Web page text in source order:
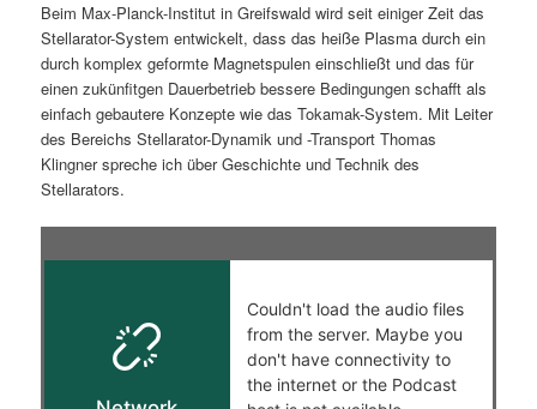
i
n
g
e
p
r
i
n
Beim Max-Planck-Institut in Greifswald wird seit einiger Zeit das
Stellarator-System entwickelt, dass das heiße Plasma durch ein
durch komplex geformte Magnetspulen einschließt und das für
einen zukünfitgen Dauerbetrieb bessere Bedingungen schafft als
einfach gebautere Konzepte wie das Tokamak-System. Mit Leiter
des Bereichs Stellarator-Dynamik und -Transport Thomas
Klingner spreche ich über Geschichte und Technik des
Stellarators.